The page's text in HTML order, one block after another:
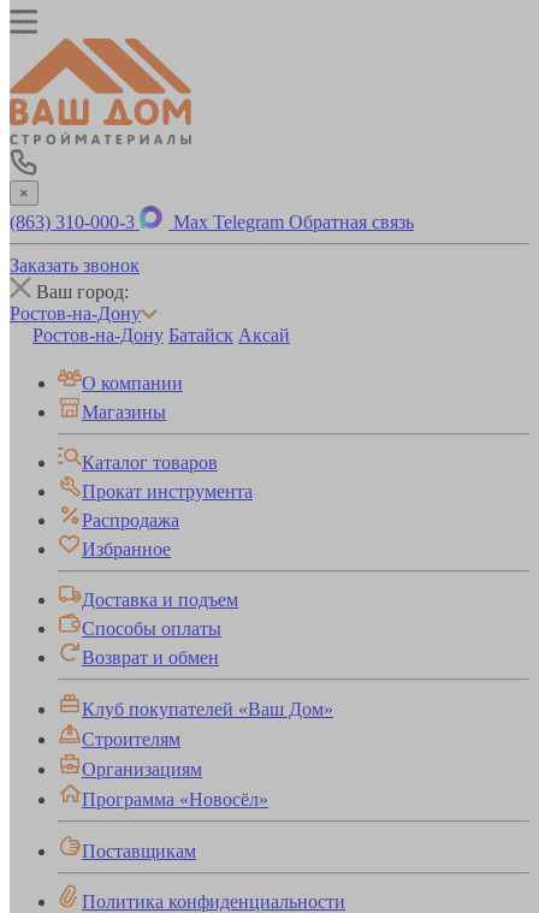
×
(863) 310-000-3 Max Telegram Обратная связь
Заказать звонок
Ваш город:
Ростов-на-Дону
Ростов-на-Дону Батайск Аксай
О компании
Магазины
Каталог товаров
Прокат инструмента
Распродажа
Избранное
Доставка и подъем
Способы оплаты
Возврат и обмен
Клуб покупателей «Ваш Дом»
Строителям
Организациям
Программа «Новосёл»
Поставщикам
Политика конфиденциальности